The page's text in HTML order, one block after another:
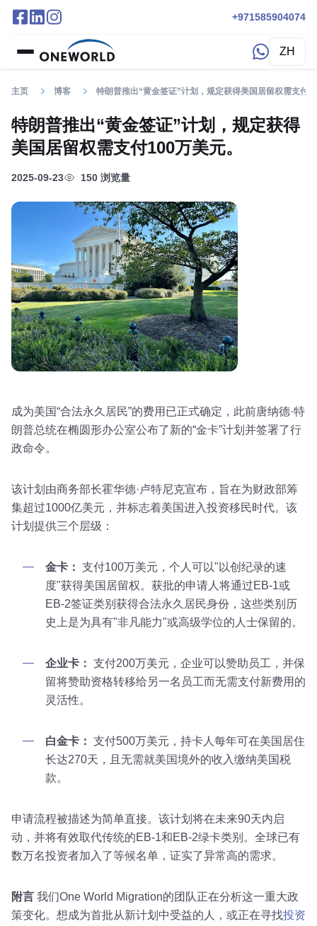
+971585904074
ZH
主页 博客 特朗普推出“黄金签证”计划，规定获得美国居留权需支付
特朗普推出“黄金签证”计划，规定获得
美国居留权需支付100万美元。
2025-09-23 150 浏览量
成为美国“合法永久居民”的费用已正式确定，此前唐纳德·特
朗普总统在椭圆形办公室公布了新的“金卡”计划并签署了行
政命令。
该计划由商务部长霍华德·卢特尼克宣布，旨在为财政部筹
集超过1000亿美元，并标志着美国进入投资移民时代。该
计划提供三个层级：
金卡： 支付100万美元，个人可以"以创纪录的速
度"获得美国居留权。获批的申请人将通过EB-1或
EB-2签证类别获得合法永久居民身份，这些类别历
史上是为具有"非凡能力"或高级学位的人士保留的。
企业卡： 支付200万美元，企业可以赞助员工，并保
留将赞助资格转移给另一名员工而无需支付新费用的
灵活性。
白金卡： 支付500万美元，持卡人每年可在美国居住
长达270天，且无需就美国境外的收入缴纳美国税
款。
申请流程被描述为简单直接。该计划将在未来90天内启
动，并将有效取代传统的EB-1和EB-2绿卡类别。全球已有
数万名投资者加入了等候名单，证实了异常高的需求。
附言 我们One World Migration的团队正在分析这一重大政
策变化。想成为首批从新计划中受益的人，或正在寻找投资